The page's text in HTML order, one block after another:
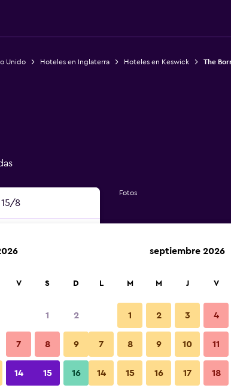
Unido Hoteles en Inglaterra Hoteles en Keswick The
15/8
precio por noche
Fotos
V S D
1 2
7 8 9
14 15 16
septiembre 2026
L M M J V
1 2 3 4
7 8 9 10 11
14 15 16 17 18